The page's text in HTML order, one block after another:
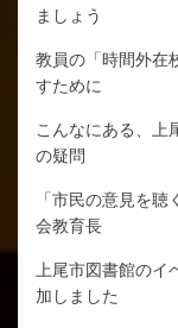
ましょう
教員の「時間外在
すために
こんなにある、上
の疑問
「市民の意見を
会教育長
上尾市図書館の
加しました